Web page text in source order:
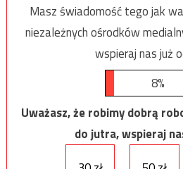
Masz świadomość tego jak
niezależnych ośrodków
wspieraj nas już
8%
Uważasz, że robimy dobrą
do jutra, wspieraj